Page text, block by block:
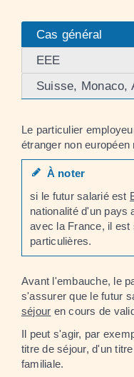
Cas général
EEE
Suisse, Monaco,
Le particulier
étranger non
À noter
si le futur salarié est
nationalité d'un pays
avec la France, il est
particulières.
Avant l'embauche, le
s'assurer que le futur
séjour en cours de
Il peut s'agir, par
titre de séjour, d'un
familiale.